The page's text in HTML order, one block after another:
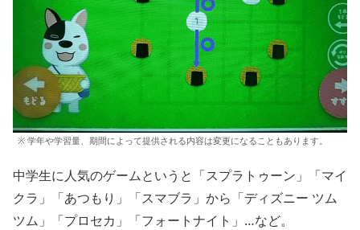
※ 学年や学習量、期間によって提供される内容は変更になることもあります。
中学生に人気のゲームというと「スプラトゥーン」「マイ
クラ」「あつもり」「スマブラ」から「ディズニー ツム
ツム」「プロセカ」「フォートナイト」…など。